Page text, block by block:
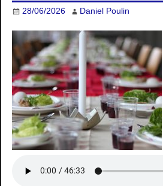
28/06/2026 Daniel Poulin